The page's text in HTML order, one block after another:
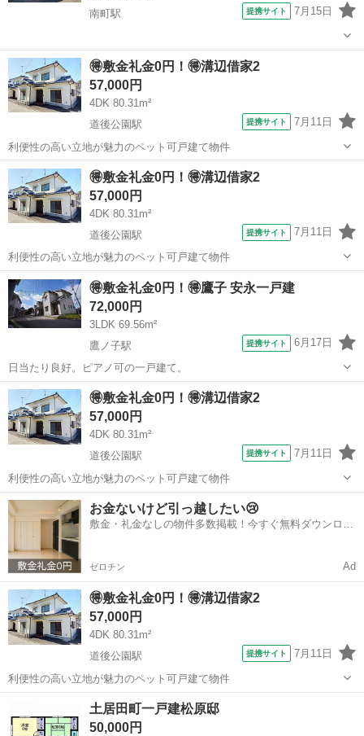
南町駅
提携サイト 7月15日
愛媛 松山市 南町駅 一戸建て
🉐敷金礼金0円！🉐溝辺借家2
57,000円
4DK 80.31m²
道後公園駅
提携サイト 7月11日
利便性の高い立地が魅力のペット可戸建て物件
愛媛 松山市 道後公園駅 一戸建て
🉐敷金礼金0円！🉐溝辺借家2
57,000円
4DK 80.31m²
道後公園駅
提携サイト 7月11日
利便性の高い立地が魅力のペット可戸建て物件
愛媛 松山市 道後公園駅 一戸建て
🉐敷金礼金0円！🉐鷹子 安永一戸建
72,000円
3LDK 69.56m²
鷹ノ子駅
提携サイト 6月17日
日当たり良好。ピアノ可の一戸建て。
愛媛 松山市 鷹ノ子駅 一戸建て
🉐敷金礼金0円！🉐溝辺借家2
57,000円
4DK 80.31m²
道後公園駅
提携サイト 7月11日
利便性の高い立地が魅力のペット可戸建て物件
愛媛 松山市 道後公園駅 一戸建て
お金ないけど引っ越したい😢
敷金・礼金なしの物件多数掲載！今すぐ無料ダウンロー
ゼロチン Ad
🉐敷金礼金0円！🉐溝辺借家2
57,000円
4DK 80.31m²
道後公園駅
提携サイト 7月11日
利便性の高い立地が魅力のペット可戸建て物件
道後公園駅 一戸建て
土居田町一戸建松原邸
50,000円